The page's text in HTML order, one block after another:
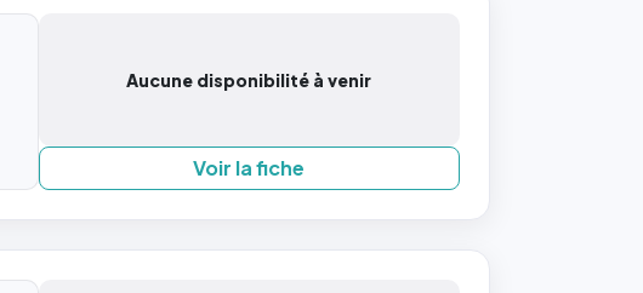
Aucune disponibilité à venir
Voir la fiche